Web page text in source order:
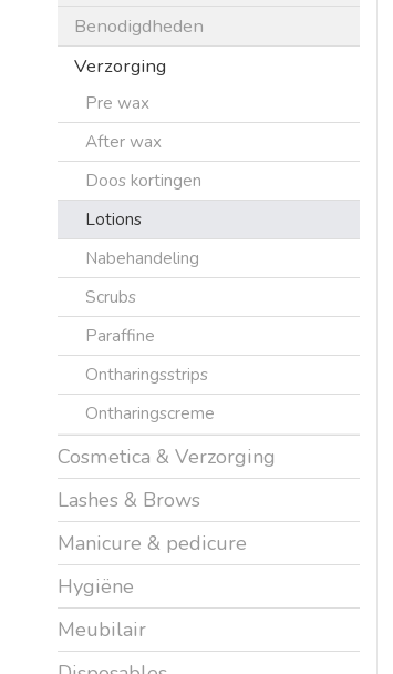
Benodigdheden
Verzorging
Pre wax
After wax
Doos kortingen
Lotions
Nabehandeling
Scrubs
Paraffine
Ontharingsstrips
Ontharingscreme
Cosmetica & Verzorging
Lashes & Brows
Manicure & pedicure
Hygiëne
Meubilair